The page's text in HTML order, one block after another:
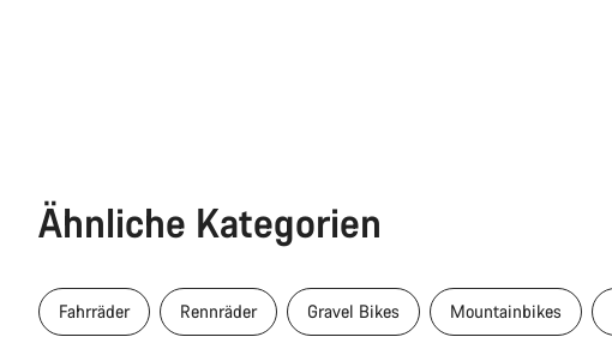
Ähnliche Kategorien
Fahrräder Rennräder Gravel Bikes Mountainbikes